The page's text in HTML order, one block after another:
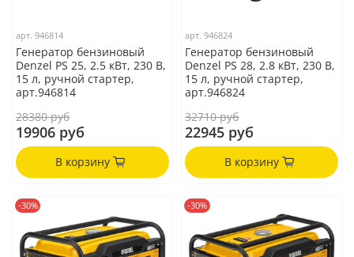
арт.946814
Генератор бензиновый
Denzel PS 25, 2.5 кВт, 230 В,
15 л, ручной стартер,
арт.946814
28380 руб
19906 руб
В корзину
арт.946824
Генератор бензиновый
Denzel PS 28, 2.8 кВт, 230 В,
15 л, ручной стартер,
арт.946824
32710 руб
22945 руб
В корзину
-30% -30%